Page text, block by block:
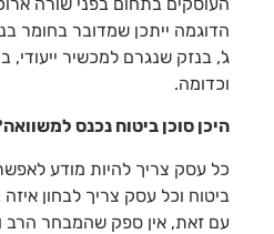
הדוגמה ייתכן שמדובר בחומר
ג', בנזק שנגרם למכשיר
וכדומה.
היכן סוכן ביטוח נכנס
כל עסק צריך להיות מודע
ביטוח וכל עסק צריך לבחון איזה
עם זאת, אין ספק שהמבחר הרב